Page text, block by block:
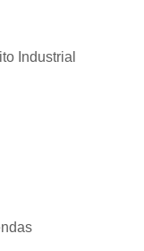
Industrial